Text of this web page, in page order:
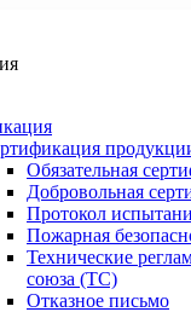
Обязательная
Добровольная
Протокол
Пожарная
Технические
союза (ТС)
Отказное письмо